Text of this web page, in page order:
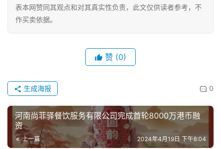
房
母
婴
亲
子
女
表本网赞同其观点和对其真实性负责，此文仅供读者参考，不
作买卖依据。
赞 (0)
0
生成海报
河南尚菲驿餐饮服务有限公司完成首轮8000万港币融
资
上一篇 2024年4月19日 下午8:04